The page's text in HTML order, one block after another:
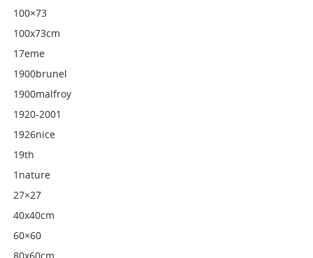
100×73
100x73cm
17eme
1900brunel
1900malfroy
1920-2001
1926nice
19th
1nature
27×27
40x40cm
60×60